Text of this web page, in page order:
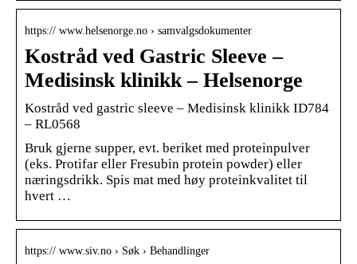
https:// www.helsenorge.no › samvalgsdokumenter
Kostråd ved Gastric Sleeve –
Medisinsk klinikk – Helsenorge
Kostråd ved gastric sleeve – Medisinsk klinikk ID784
– RL0568
Bruk gjerne supper, evt. beriket med proteinpulver
(eks. Protifar eller Fresubin protein powder) eller
næringsdrikk. Spis mat med høy proteinkvalitet til
hvert …
https:// www.siv.no › Søk › Behandlinger